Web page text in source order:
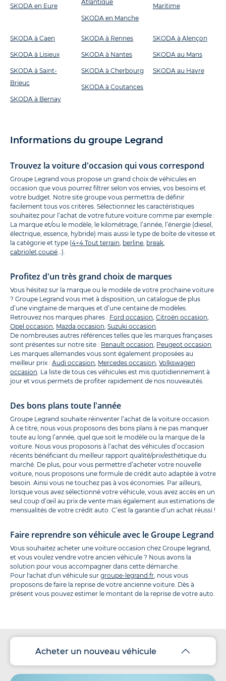
SKODA en Eure
Atlantique
SKODA en Manche
Maritime
SKODA à Caen
SKODA à Lisieux
SKODA à Saint-
Brieuc
SKODA à Bernay
SKODA à Rennes
SKODA à Nantes
SKODA à Cherbourg
SKODA à Coutances
SKODA à Alençon
SKODA au Mans
SKODA au Havre
Informations du groupe Legrand
Trouvez la voiture d'occasion qui vous correspond
Groupe Legrand vous propose un grand choix de véhicules en
occasion que vous pourrez filtrer selon vos envies, vos besoins et
votre budget. Notre site groupe vous permettra de définir
facilement tous vos critères. Sélectionnez les caractéristiques
souhaitez pour l’achat de votre future voiture comme par exemple :
La marque et/ou le modèle, le kilométrage, l’année, l’énergie (diesel,
électrique, essence, hybride) mais aussi le type de boîte de vitesse et
la catégorie et type (4×4 Tout terrain, berline, break,
cabriolet,coupé…).
Profitez d'un très grand choix de marques
Vous hésitez sur la marque ou le modèle de votre prochaine voiture
? Groupe Legrand vous met à disposition, un catalogue de plus
d’une vingtaine de marques et d’une centaine de modèles.
Retrouvez nos marques phares : Ford occasion, Citroën occasion,
Opel occasion, Mazda occasion, Suzuki occasion.
De nombreuses autres références telles que les marques françaises
sont présentes sur notre site : Renault occasion, Peugeot occasion.
Les marques allemandes vous sont également proposées au
meilleur prix : Audi occasion, Mercedes occasion, Volkswagen
occasion. La liste de tous ces véhicules est mis quotidiennement à
jour et vous permets de profiter rapidement de nos nouveautés.
Des bons plans toute l'année
Groupe Legrand souhaite réinventer l’achat de la voiture occasion.
À ce titre, nous vous proposons des bons plans à ne pas manquer
toute au long l’année, quel que soit le modèle ou la marque de la
voiture. Nous vous proposons à l’achat des véhicules d’occasion
récents bénéficiant du meilleur rapport qualité/prix/esthétique du
marché. De plus, pour vous permettre d’acheter votre nouvelle
voiture, nous proposons une formule de crédit auto adaptée à votre
besoin. Ainsi vous ne touchez pas à vos économies. Par ailleurs,
lorsque vous avez sélectionné votre véhicule, vous avez accès en un
seul coup d’œil au prix de vente mais également aux estimations de
mensualités de votre crédit auto. C’est la garantie d’un achat réussi !
Faire reprendre son véhicule avec le Groupe Legrand
Vous souhaitez acheter une voiture occasion chez Groupe legrand,
et vous voulez vendre votre ancien véhicule ? Nous avons la
solution pour vous accompagner dans cette démarche.
Pour l'achat d'un véhicule sur groupe-legrand.fr, nous vous
proposons de faire la reprise de votre ancienne voiture. Dès à
présent vous pouvez estimer le montant de la reprise de votre auto.
Acheter un nouveau véhicule